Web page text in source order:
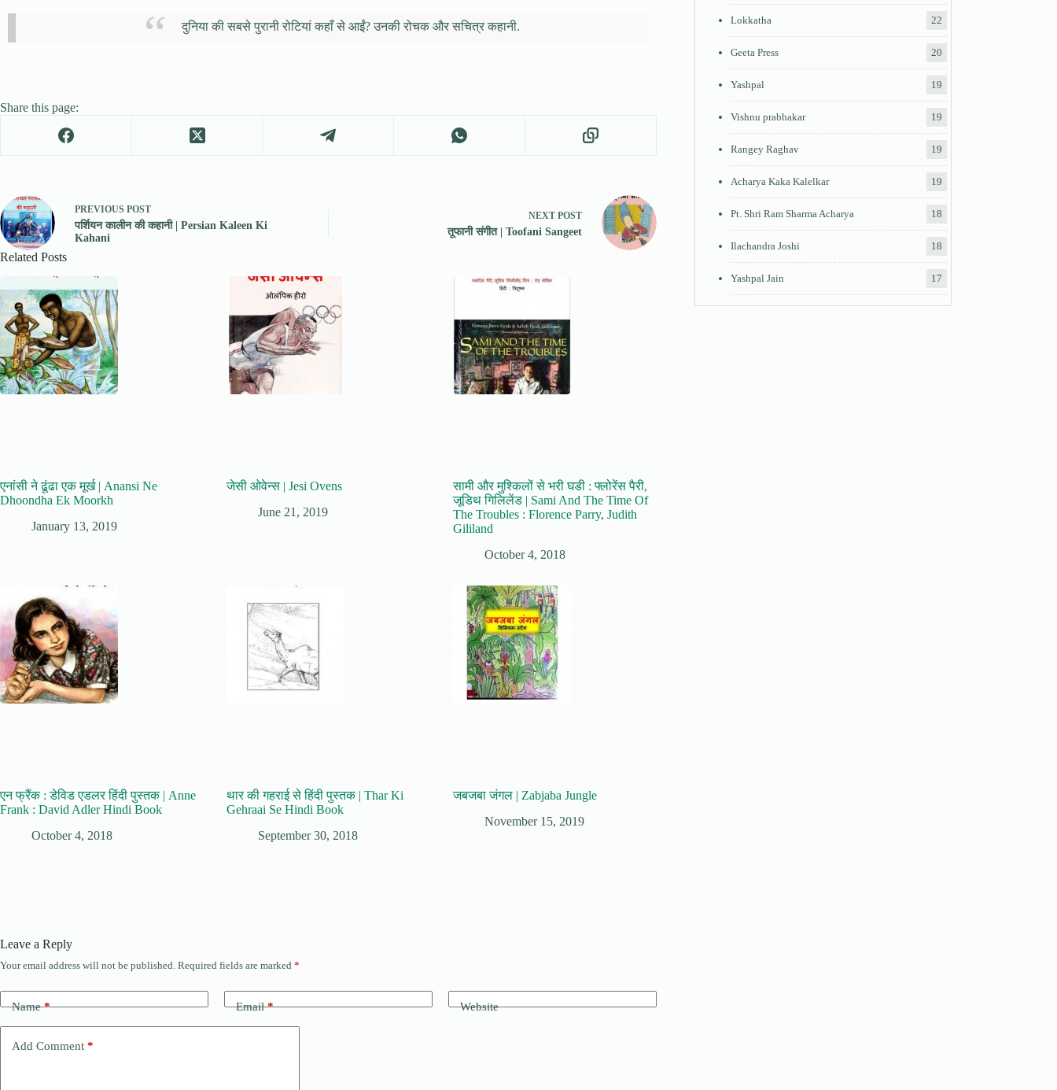
दुनिया की सबसे पुरानी रोटियां कहाँ से आईं? उनकी रोचक और सचित्र कहानी.
Share this page:
PREVIOUS POST
पर्शियन कालीन की कहानी | Persian Kaleen Ki
Kahani
NEXT POST
तूफानी संगीत | Toofani Sangeet
Related Posts
एनांसी ने ढूंढा एक मूर्ख | Anansi Ne
Dhoondha Ek Moorkh
January 13, 2019
जेसी ओवेन्स | Jesi Ovens
June 21, 2019
सामी और मुश्किलों से भरी घडी : फ्लोरेंस पैरी,
जूडिथ गिलिलेंड | Sami And The Time Of
The Troubles : Florence Parry, Judith
Gililand
October 4, 2018
एन फ्रैंक : डेविड एडलर हिंदी पुस्तक | Anne
Frank : David Adler Hindi Book
October 4, 2018
थार की गहराई से हिंदी पुस्तक | Thar Ki
Gehraai Se Hindi Book
September 30, 2018
जबजबा जंगल | Zabjaba Jungle
November 15, 2019
Lokkatha 22
Geeta Press 20
Yashpal 19
Vishnu prabhakar 19
Rangey Raghav 19
Acharya Kaka Kalelkar 19
Pt. Shri Ram Sharma Acharya 18
Ilachandra Joshi 18
Yashpal Jain 17
Leave a Reply
Your email address will not be published. Required fields are marked *
Name* Email* Website
Add Comment *